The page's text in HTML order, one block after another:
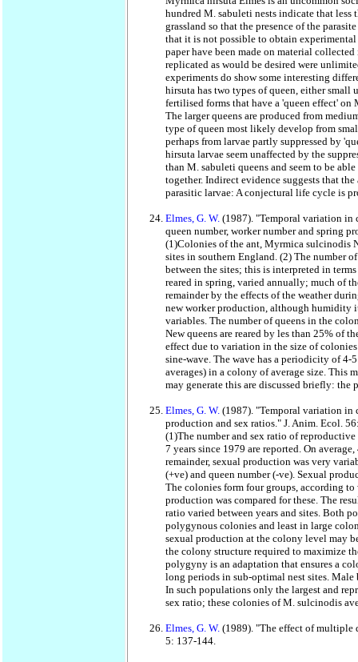
hundred M. sabuleti nests indicate that
grassland so that the presence of the
that it is not possible to obtain
paper have been made on material
replicated as would be desired were
experiments do show some interesting
hirsuta has two types of queen, either
fertilised forms that have a 'queen effect'
The larger queens are produced from
type of queen most likely develop from
perhaps from larvae partly suppressed by
hirsuta larvae seem unaffected by the
than M. sabuleti queens and seem to be
together. Indirect evidence suggests that
parasitic larvae: A conjectural life cycle is
Elmes, G. W.(1987). "Temporal variation in
queen number, worker number and spring
(1)Colonies of the ant, Myrmica sulcinodis
sites in southern England. (2) The number
between the sites; this is interpreted in
reared in spring, varied annually; much of
remainder by the effects of the weather
new worker production, although humidity
variables. The number of queens in the
New queens are reared by les than 25% of
effect due to variation in the size of
sine-wave. The wave has a periodicity of 4-
averages) in a colony of average size. This
may generate this are discussed briefly:
Elmes, G. W.(1987). "Temporal variation
production and sex ratios." J. Anim. Ecol.
(1)The number and sex ratio of
7 years since 1979 are reported. On
remainder, sexual production was very
(+ve) and queen number (-ve). Sexual
The colonies form four groups, according
production was compared for these. The
ratio varied between years and sites. Both
polygynous colonies and least in large
sexual production at the colony level may
the colony structure required to maximize
polygyny is an adaptation that ensures a
long periods in sub-optimal nest sites.
In such populations only the largest and
sex ratio; these colonies of M. sulcinodis
Elmes, G. W.(1989). "The effect of multiple
5: 137-144.